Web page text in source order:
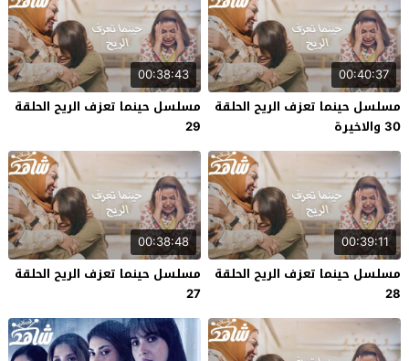
00:40:37
مسلسل حينما تعزف الريح الحلقة
30 والاخيرة
00:38:43
مسلسل حينما تعزف الريح الحلقة
29
00:39:11
مسلسل حينما تعزف الريح الحلقة
28
00:38:48
مسلسل حينما تعزف الريح الحلقة
27